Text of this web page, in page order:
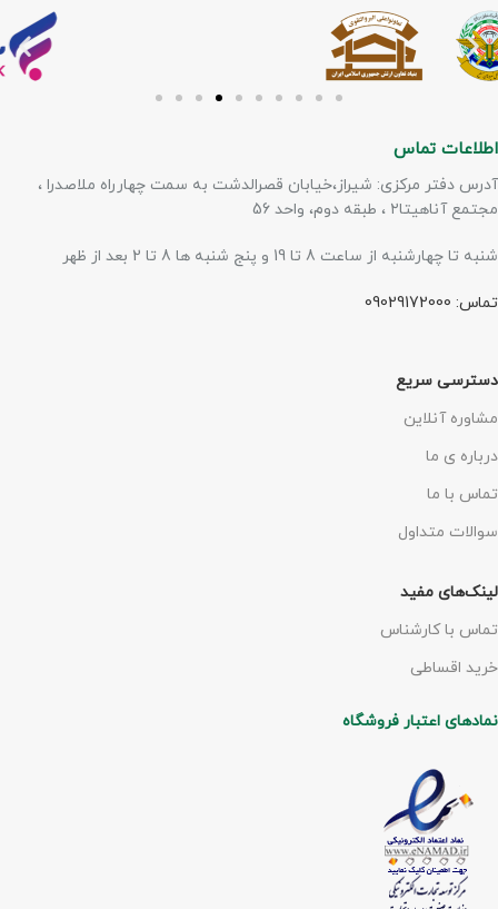
اطلاعات تماس
آدرس دفتر مرکزی: شیراز،خیابان قصرالدشت به سمت چهارراه ملاصدرا ،
مجتمع آناهیتا۲ ، طبقه دوم، واحد 56
شنبه تا چهارشنبه از ساعت 8 تا 19 و پنج شنبه ها 8 تا 2 بعد از ظهر
تماس: 09029172000
دسترسی سریع
مشاوره آنلاین
درباره ی ما
تماس با ما
سوالات متداول
لینک‌های مفید
تماس با کارشناس
خرید اقساطی
نمادهای اعتبار فروشگاه